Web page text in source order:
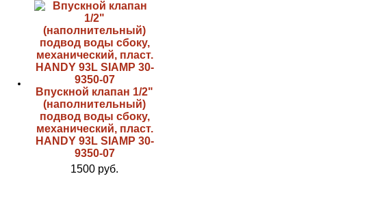
Впускной клапан 1/2"
(наполнительный)
подвод воды сбоку,
механический, пласт.
HANDY 93L SIAMP 30-
9350-07
1500 руб.